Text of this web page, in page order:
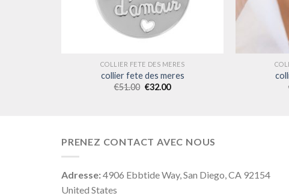
COLLIER FETE DES MERES
collier fete des meres
€51.00 €32.00
PRENEZ CONTACT AVEC NOUS
Adresse:4906 Ebbtide Way, San Diego, CA 92154
United States